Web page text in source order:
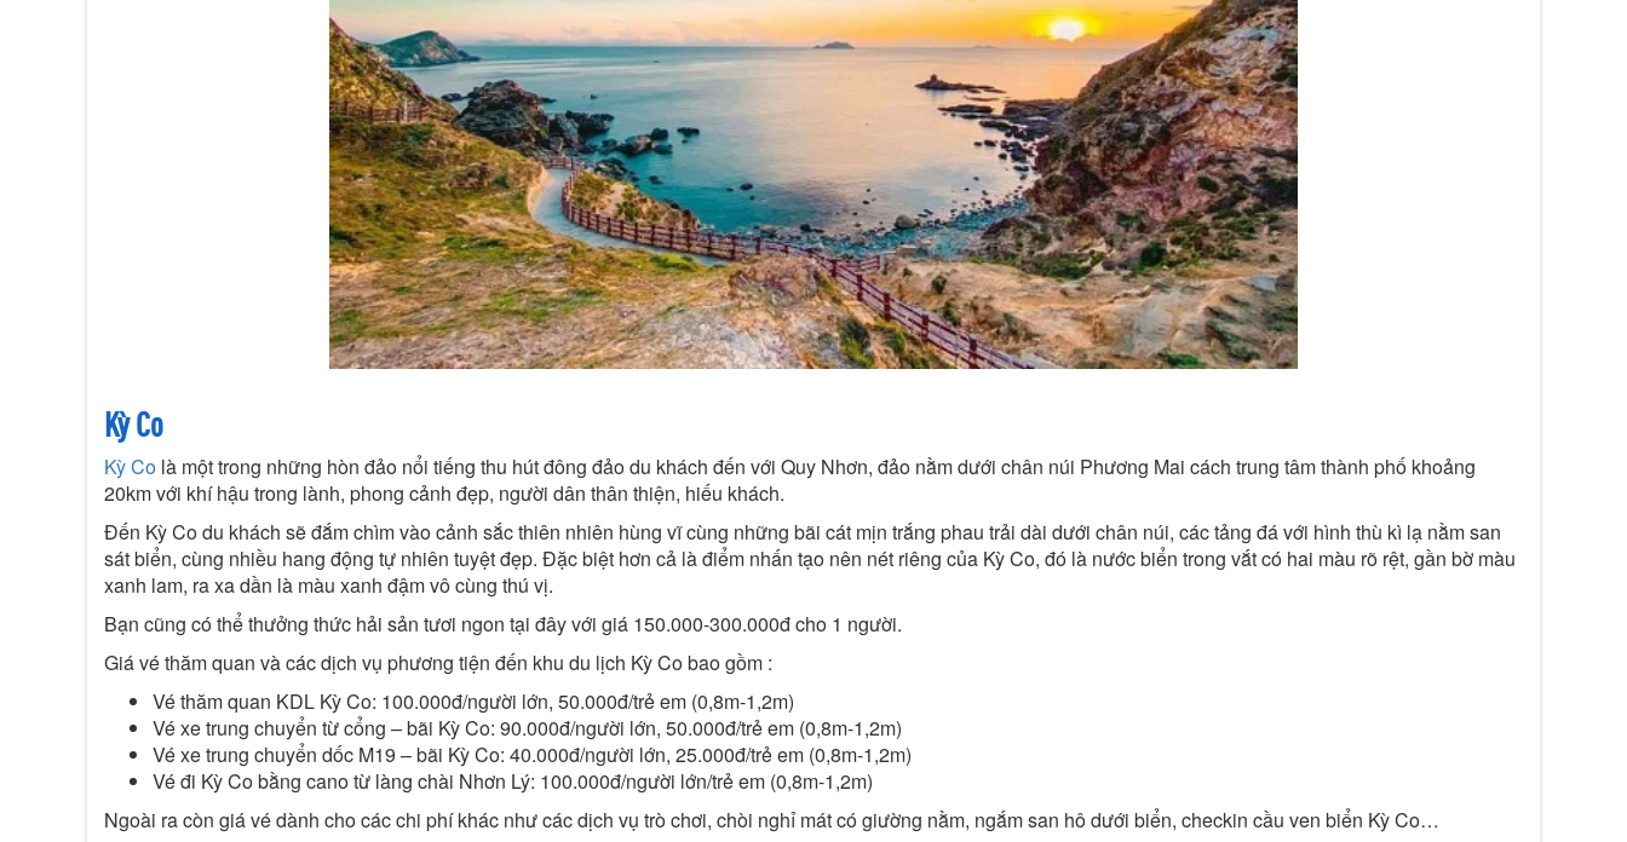
Kỳ Co
Kỳ Co là một trong những hòn đảo nổi tiếng thu hút đông đảo du khách đến với Quy Nhơn, đảo nằm dưới chân núi Phương Mai cách trung tâm thành phố khoảng
20km với khí hậu trong lành, phong cảnh đẹp, người dân thân thiện, hiếu khách.
Đến Kỳ Co du khách sẽ đắm chìm vào cảnh sắc thiên nhiên hùng vĩ cùng những bãi cát mịn trắng phau trải dài dưới chân núi, các tảng đá với hình thù kì lạ nằm san
sát biển, cùng nhiều hang động tự nhiên tuyệt đẹp. Đặc biệt hơn cả là điểm nhấn tạo nên nét riêng của Kỳ Co, đó là nước biển trong vắt có hai màu rõ rệt, gần bờ màu
xanh lam, ra xa dần là màu xanh đậm vô cùng thú vị.
Bạn cũng có thể thưởng thức hải sản tươi ngon tại đây với giá 150.000-300.000đ cho 1 người.
Giá vé thăm quan và các dịch vụ phương tiện đến khu du lịch Kỳ Co bao gồm :
Vé thăm quan KDL Kỳ Co: 100.000đ/người lớn, 50.000đ/trẻ em (0,8m-1,2m)
Vé xe trung chuyển từ cổng – bãi Kỳ Co: 90.000đ/người lớn, 50.000đ/trẻ em (0,8m-1,2m)
Vé xe trung chuyển dốc M19 – bãi Kỳ Co: 40.000đ/người lớn, 25.000đ/trẻ em (0,8m-1,2m)
Vé đi Kỳ Co bằng cano từ làng chài Nhơn Lý: 100.000đ/người lớn/trẻ em (0,8m-1,2m)
Ngoài ra còn giá vé dành cho các chi phí khác như các dịch vụ trò chơi, chòi nghỉ mát có giường nằm, ngắm san hô dưới biển, checkin cầu ven biển Kỳ Co…